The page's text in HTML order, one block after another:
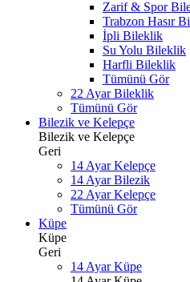
Zarif & Spor
Trabzon Hasır
İpli Bileklik
Su Yolu Bileklik
Harfli Bileklik
Tümünü Gör
22 Ayar Bileklik
Tümünü Gör
Bilezik ve Kelepçe
Bilezik ve Kelepçe
Geri
14 Ayar Kelepçe
14 Ayar Bilezik
22 Ayar Kelepçe
Tümünü Gör
Küpe
Küpe
Geri
14 Ayar Küpe